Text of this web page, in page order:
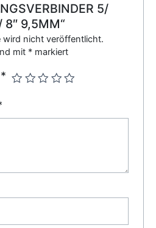
5/
8″ 9,5MM“
wird nicht veröffentlicht.
mit * markiert
*